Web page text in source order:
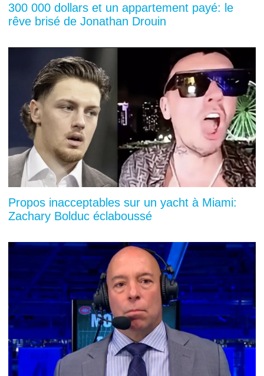
300 000 dollars et un appartement payé: le
rêve brisé de Jonathan Drouin
Propos inacceptables sur un yacht à Miami:
Zachary Bolduc éclaboussé